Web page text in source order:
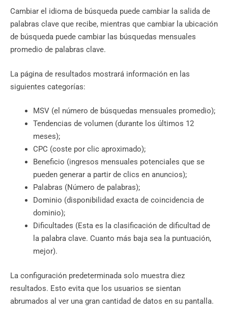
Cambiar el idioma de búsqueda puede cambiar la salida de
palabras clave que recibe, mientras que cambiar la ubicación
de búsqueda puede cambiar las búsquedas mensuales
promedio de palabras clave.
La página de resultados mostrará información en las
siguientes categorías:
MSV (el número de búsquedas mensuales promedio);
Tendencias de volumen (durante los últimos 12
meses);
CPC (coste por clic aproximado);
Beneficio (ingresos mensuales potenciales que se
pueden generar a partir de clics en anuncios);
Palabras (Número de palabras);
Dominio (disponibilidad exacta de coincidencia de
dominio);
Dificultades (Esta es la clasificación de dificultad de
la palabra clave. Cuanto más baja sea la puntuación,
mejor).
La configuración predeterminada solo muestra diez
resultados. Esto evita que los usuarios se sientan
abrumados al ver una gran cantidad de datos en su pantalla.